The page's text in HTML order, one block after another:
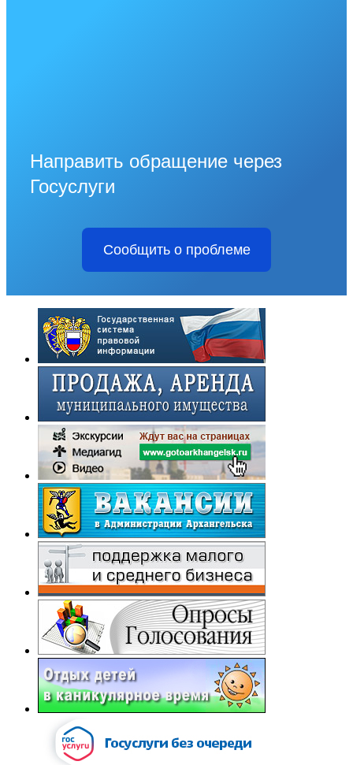
Направить обращение через
Госуслуги
Сообщить о проблеме